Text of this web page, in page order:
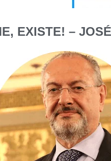
EXISTE! –